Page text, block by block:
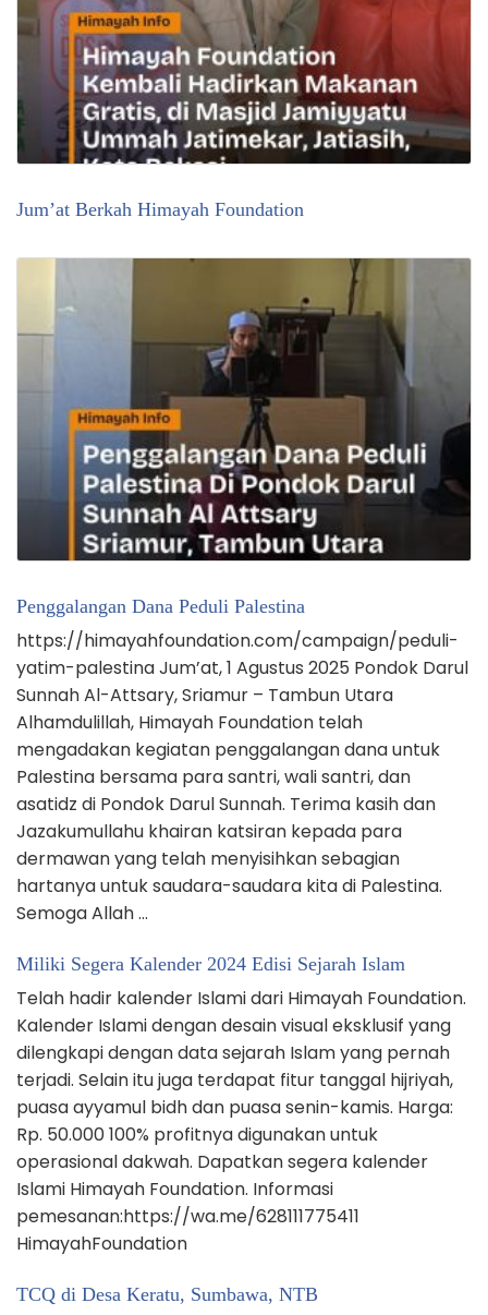
Jum’at Berkah Himayah Foundation
Penggalangan Dana Peduli Palestina
https://himayahfoundation.com/campaign/peduli-
yatim-palestina Jum’at, 1 Agustus 2025 Pondok Darul
Sunnah Al-Attsary, Sriamur – Tambun Utara
Alhamdulillah, Himayah Foundation telah
mengadakan kegiatan penggalangan dana untuk
Palestina bersama para santri, wali santri, dan
asatidz di Pondok Darul Sunnah. Terima kasih dan
Jazakumullahu khairan katsiran kepada para
dermawan yang telah menyisihkan sebagian
hartanya untuk saudara-saudara kita di Palestina.
Semoga Allah …
Miliki Segera Kalender 2024 Edisi Sejarah Islam
Telah hadir kalender Islami dari Himayah Foundation.
Kalender Islami dengan desain visual eksklusif yang
dilengkapi dengan data sejarah Islam yang pernah
terjadi. Selain itu juga terdapat fitur tanggal hijriyah,
puasa ayyamul bidh dan puasa senin-kamis. Harga:
Rp. 50.000 100% profitnya digunakan untuk
operasional dakwah. Dapatkan segera kalender
Islami Himayah Foundation. Informasi
pemesanan:https://wa.me/628111775411
HimayahFoundation
TCQ di Desa Keratu, Sumbawa, NTB